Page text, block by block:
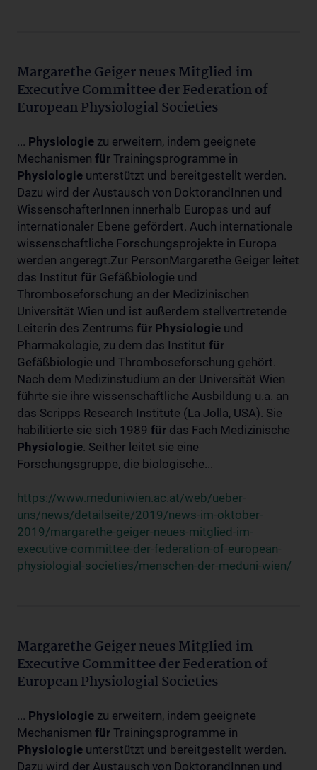
Margarethe Geiger neues Mitglied im
Executive Committee der Federation of
European Physiologial Societies
... Physiologie zu erweitern, indem geeignete
Mechanismen für Trainingsprogramme in
Physiologie unterstützt und bereitgestellt werden.
Dazu wird der Austausch von DoktorandInnen und
WissenschafterInnen innerhalb Europas und auf
internationaler Ebene gefördert. Auch internationale
wissenschaftliche Forschungsprojekte in Europa
werden angeregt.Zur PersonMargarethe Geiger leitet
das Institut für Gefäßbiologie und
Thromboseforschung an der Medizinischen
Universität Wien und ist außerdem stellvertretende
Leiterin des Zentrums für Physiologie und
Pharmakologie, zu dem das Institut für
Gefäßbiologie und Thromboseforschung gehört.
Nach dem Medizinstudium an der Universität Wien
führte sie ihre wissenschaftliche Ausbildung u.a. an
das Scripps Research Institute (La Jolla, USA). Sie
habilitierte sie sich 1989 für das Fach Medizinische
Physiologie. Seither leitet sie eine
Forschungsgruppe, die biologische...
https://www.meduniwien.ac.at/web/ueber-
uns/news/detailseite/2019/news-im-oktober-
2019/margarethe-geiger-neues-mitglied-im-
executive-committee-der-federation-of-european-
physiologial-societies/menschen-der-meduni-wien/
Margarethe Geiger neues Mitglied im
Executive Committee der Federation of
European Physiologial Societies
... Physiologie zu erweitern, indem geeignete
Mechanismen für Trainingsprogramme in
Physiologie unterstützt und bereitgestellt werden.
Dazu wird der Austausch von DoktorandInnen und